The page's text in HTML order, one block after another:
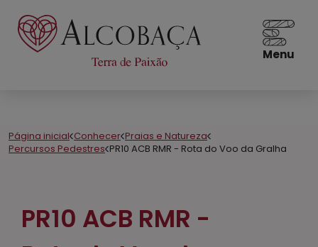
Menu
Página inicial Conhecer Praias e Natureza
Percursos Pedestres PR10 ACB RMR - Rota do Voo da Gralha
PR10 ACB RMR -